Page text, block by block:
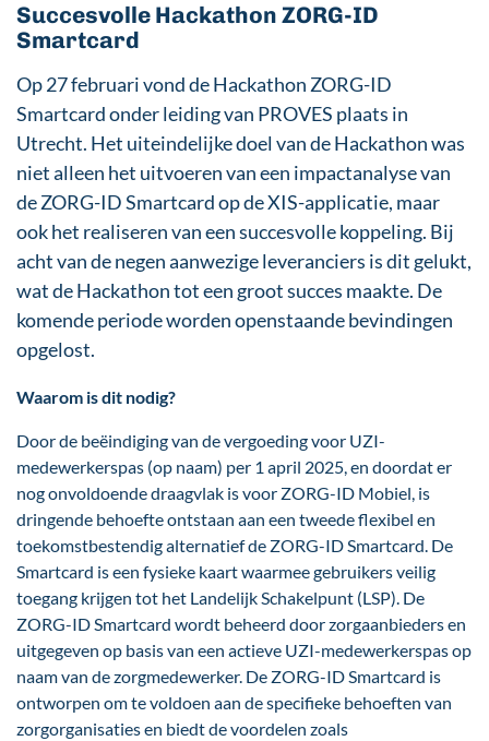
Succesvolle Hackathon ZORG-ID
Smartcard
Op 27 februari vond de Hackathon ZORG-ID
Smartcard onder leiding van PROVES plaats in
Utrecht. Het uiteindelijke doel van de Hackathon was
niet alleen het uitvoeren van een impactanalyse van
de ZORG-ID Smartcard op de XIS-applicatie, maar
ook het realiseren van een succesvolle koppeling. Bij
acht van de negen aanwezige leveranciers is dit gelukt,
wat de Hackathon tot een groot succes maakte. De
komende periode worden openstaande bevindingen
opgelost.
Waarom is dit nodig?
Door de beëindiging van de vergoeding voor UZI-
medewerkerspas (op naam) per 1 april 2025, en doordat er
nog onvoldoende draagvlak is voor ZORG-ID Mobiel, is
dringende behoefte ontstaan aan een tweede flexibel en
toekomstbestendig alternatief de ZORG-ID Smartcard. De
Smartcard is een fysieke kaart waarmee gebruikers veilig
toegang krijgen tot het Landelijk Schakelpunt (LSP). De
ZORG-ID Smartcard wordt beheerd door zorgaanbieders en
uitgegeven op basis van een actieve UZI-medewerkerspas op
naam van de zorgmedewerker. De ZORG-ID Smartcard is
ontworpen om te voldoen aan de specifieke behoeften van
zorgorganisaties en biedt de voordelen zoals